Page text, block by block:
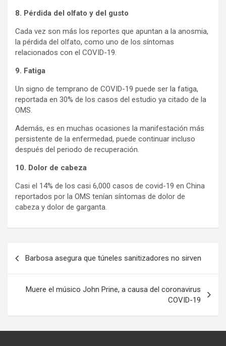
8. Pérdida del olfato y del gusto
Cada vez son más los reportes que apuntan a la anosmia,
la pérdida del olfato, como uno de los síntomas
relacionados con el COVID-19.
9. Fatiga
Un signo de temprano de COVID-19 puede ser la fatiga,
reportada en 30% de los casos del estudio ya citado de la
OMS.
Además, es en muchas ocasiones la manifestación más
persistente de la enfermedad, puede continuar incluso
después del periodo de recuperación.
10. Dolor de cabeza
Casi el 14% de los casi 6,000 casos de covid-19 en China
reportados por la OMS tenían síntomas de dolor de
cabeza y dolor de garganta.
entradas
Barbosa asegura que túneles sanitizadores no sirven
Muere el músico John Prine, a causa del coronavirus
COVID-19